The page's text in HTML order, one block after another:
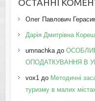
ОСТАННІ
Олег Павлович
Дарія Дмитрівна
umnachkaдо
ОПОДАТКУВАННЯ В
vox1до Методичні
туризму в малих